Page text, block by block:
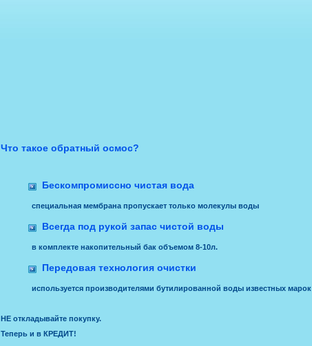
Что такое обратный осмос?
Бескомпромиссно чистая вода
специальная мембрана пропускает только молекулы воды
Всегда под рукой запас чистой воды
в комплекте накопительный бак объемом 8-10л.
Передовая технология очистки
используется производителями бутилированной воды известных марок
НЕ откладывайте покупку.
Теперь и в КРЕДИТ!